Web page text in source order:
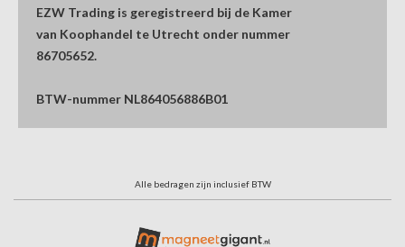
EZW Trading is geregistreerd bij de Kamer
van Koophandel te Utrecht onder nummer
86705652.
BTW-nummer NL864056886B01
Alle bedragen zijn inclusief BTW